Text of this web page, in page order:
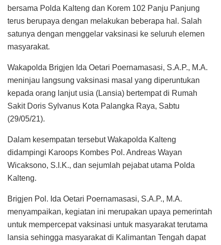
bersama Polda Kalteng dan Korem 102 Panju Panjung
terus berupaya dengan melakukan beberapa hal. Salah
satunya dengan menggelar vaksinasi ke seluruh elemen
masyarakat.
Wakapolda Brigjen Ida Oetari Poernamasasi, S.A.P., M.A.
meninjau langsung vaksinasi masal yang diperuntukan
kepada orang lanjut usia (Lansia) bertempat di Rumah
Sakit Doris Sylvanus Kota Palangka Raya, Sabtu
(29/05/21).
Dalam kesempatan tersebut Wakapolda Kalteng
didampingi Karoops Kombes Pol. Andreas Wayan
Wicaksono, S.I.K., dan sejumlah pejabat utama Polda
Kalteng.
Brigjen Pol. Ida Oetari Poernamasasi, S.A.P., M.A.
menyampaikan, kegiatan ini merupakan upaya pemerintah
untuk mempercepat vaksinasi untuk masyarakat terutama
lansia sehingga masyarakat di Kalimantan Tengah dapat